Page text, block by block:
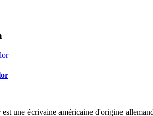
une écrivaine américaine d'origine